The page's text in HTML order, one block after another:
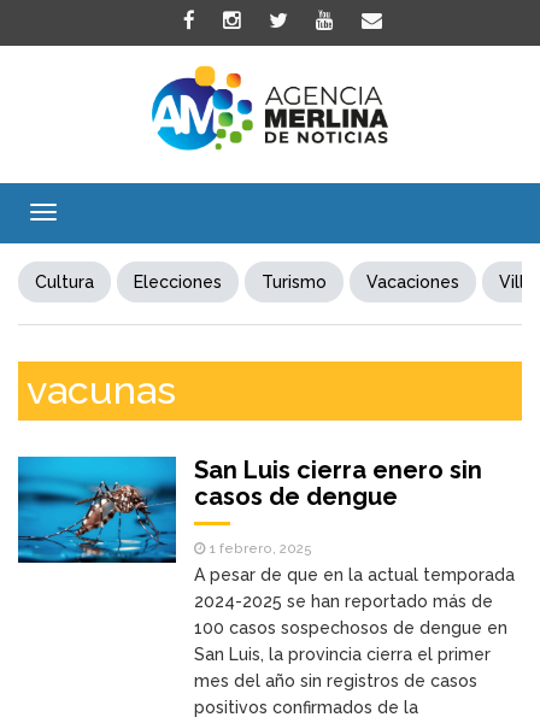
Toggle
Cultura Elecciones Turismo Vacaciones Villa
vacunas
San Luis cierra enero sin
casos de dengue
1 febrero, 2025
A pesar de que en la actual temporada
2024-2025 se han reportado más de
100 casos sospechosos de dengue en
San Luis, la provincia cierra el primer
mes del año sin registros de casos
positivos confirmados de la